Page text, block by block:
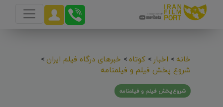
خانه> اخبار> کوتاه> خبرهای درگاه فیلم ایران>
شروع پخش فیلم و فیلمنامه
شروع پخش فیلم و فیلمنامه